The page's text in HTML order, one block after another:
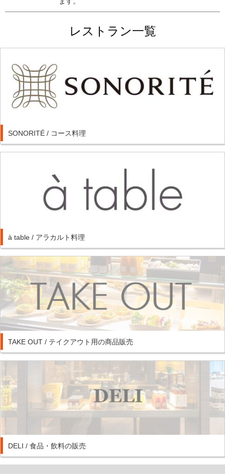
レストラン一覧
SONORITÉ / コース料理
à table / アラカルト料理
TAKE OUT / テイクアウト用の商品販売
DELI / 食品・飲料の販売